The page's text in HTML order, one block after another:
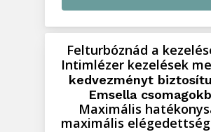
Felturbóznád a
Intimlézer kezelések
kedvezményt
Emsella
Maximális
maximális